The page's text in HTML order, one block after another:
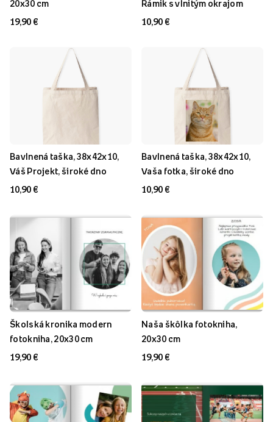
20x30 cm
19,90 €
Rámik s vlnitým okrajom
10,90 €
Bavlnená taška, 38x42x10,
Váš Projekt, široké dno
10,90 €
Bavlnená taška, 38x42x10,
Vaša fotka, široké dno
10,90 €
Školská kronika modern
fotokniha, 20x30 cm
19,90 €
Naša škôlka fotokniha,
20x30 cm
19,90 €